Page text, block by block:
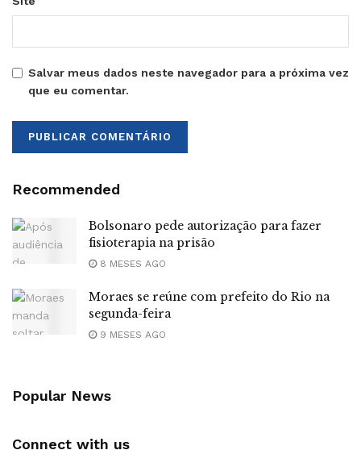
Salvar meus dados neste navegador para a próxima vez
que eu comentar.
Recommended
Bolsonaro pede autorização para fazer
fisioterapia na prisão
8 MESES AGO
Moraes se reúne com prefeito do Rio na
segunda-feira
9 MESES AGO
Popular News
Connect with us